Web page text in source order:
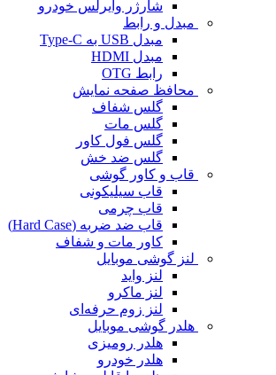
شارژر وایرلس خودرو
مبدل و رابط
مبدل USB به Type-C
مبدل HDMI
رابط OTG
محافظ صفحه نمایش
گلس شفاف
گلس مات
گلس فول کاور
گلس ضد خش
قاب و کاور گوشی
قاب سیلیکونی
قاب چرمی
قاب ضد ضربه (Hard Case)
کاور مات و شفاف
لنز گوشی موبایل
لنز واید
لنز ماکرو
لنز زوم حرفه‌ای
هلدر گوشی موبایل
هلدر رومیزی
هلدر خودرو